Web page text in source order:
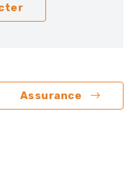
Assurance